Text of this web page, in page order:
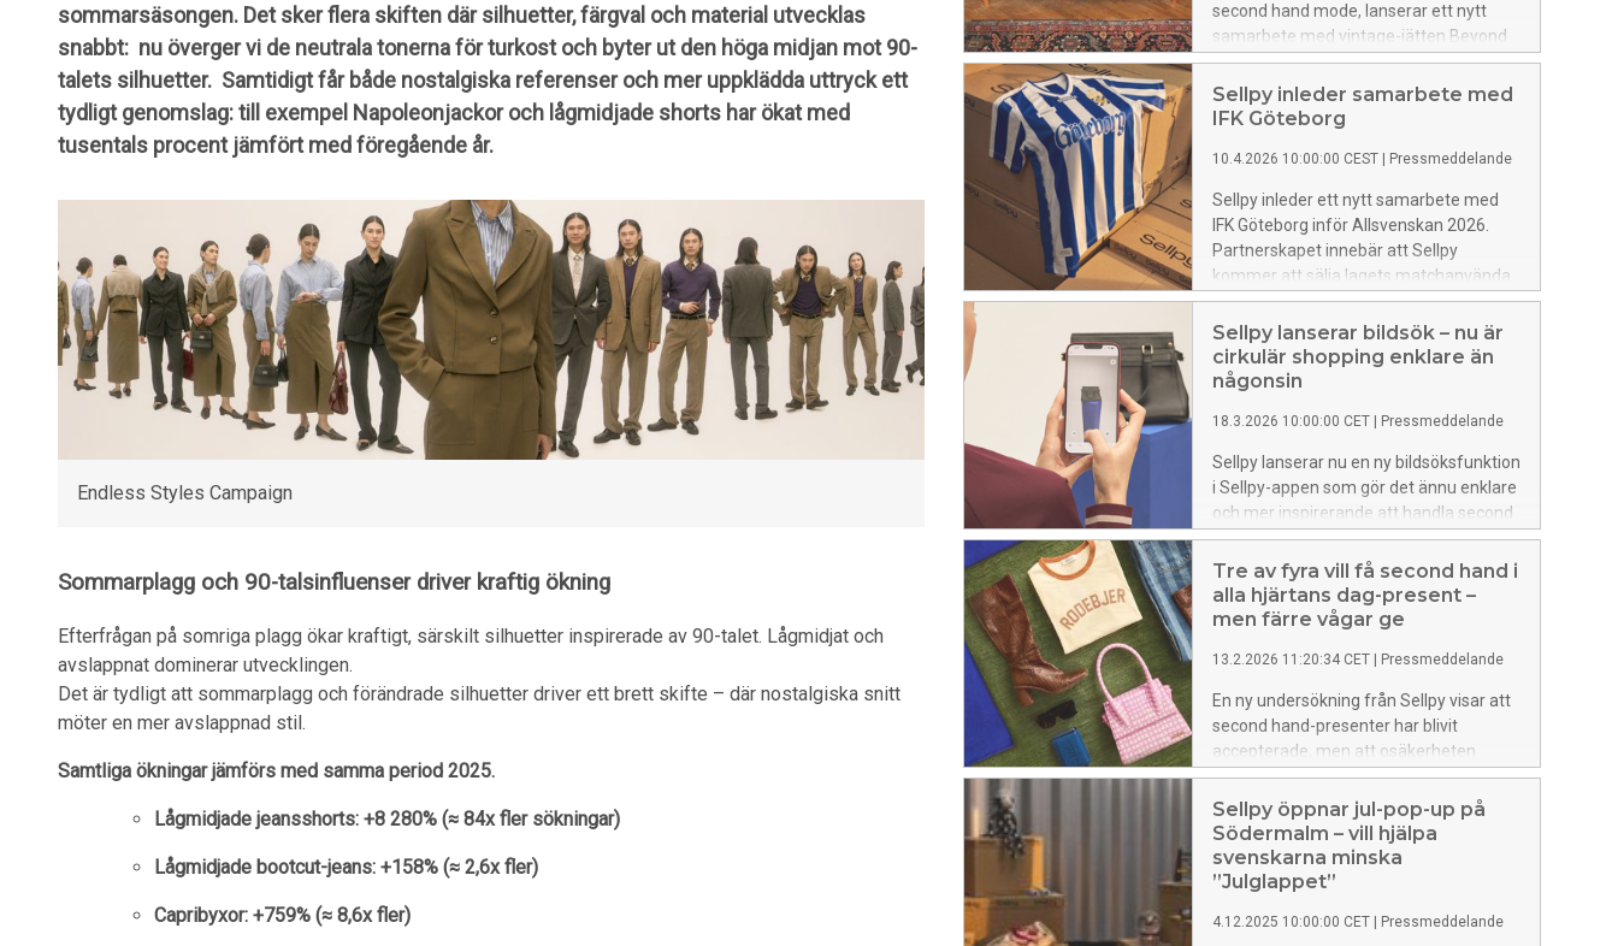
sommarsäsongen. Det sker flera skiften där silhuetter, färgval och material utvecklas
snabbt: nu överger vi de neutrala tonerna för turkost och byter ut den höga midjan mot 90-
talets silhuetter. Samtidigt får både nostalgiska referenser och mer uppklädda uttryck ett
tydligt genomslag: till exempel Napoleonjackor och lågmidjade shorts har ökat med
tusentals procent jämfört med föregående år.
Endless Styles Campaign
Sommarplagg och 90-talsinfluenser driver kraftig ökning
Efterfrågan på somriga plagg ökar kraftigt, särskilt silhuetter inspirerade av 90-talet. Lågmidjat och
avslappnat dominerar utvecklingen.
Det är tydligt att sommarplagg och förändrade silhuetter driver ett brett skifte – där nostalgiska snitt
möter en mer avslappnad stil.
Samtliga ökningar jämförs med samma period 2025.
Lågmidjade jeansshorts: +8 280% (≈ 84x fler sökningar)
Lågmidjade bootcut-jeans: +158% (≈ 2,6x fler)
Capribyxor: +759% (≈ 8,6x fler)
second hand mode, lanserar ett nytt
samarbete med vintage-jätten Beyond
Retro. Genom partnerskapet kan kunder
nu upptäcka och handla ett kurerat urval
av second hand plagg från Beyond Retro
kombinera Sellpys breda räckvidd med
unika vintage plagg, gör samarbetet
noggrant kurerade second hand-stilar
ännu mer tillgängliga för modeälskare
över hela Europa.
Sellpy inleder samarbete med
IFK Göteborg
10.4.2026 10:00:00 CEST Pressmeddelande
Sellpy inleder ett nytt samarbete med
IFK Göteborg inför Allsvenskan 2026.
Partnerskapet innebär att Sellpy
kommer att sälja lagets matchanvända
hemmatröjor från herrlagets matcher
under hela säsongen, vilket gör dessa
samlarobjekt tillgängliga för supportrar i
hela landet.
Sellpy lanserar bildsök – nu är
cirkulär shopping enklare än
någonsin
18.3.2026 10:00:00 CET Pressmeddelande
Sellpy lanserar nu en ny bildsöksfunktion
i Sellpy-appen som gör det ännu enklare
och mer inspirerande att handla second
hand.
Tre av fyra vill få second hand i
alla hjärtans dag-present –
men färre vågar ge
13.2.2026 11:20:34 CET Pressmeddelande
En ny undersökning från Sellpy visar att
second hand-presenter har blivit
accepterade, men att osäkerheten
fortfarande bromsar givarna.
Sellpy öppnar jul-pop-up på
Södermalm – vill hjälpa
svenskarna minska
”Julglappet”
4.12.2025 10:00:00 CET Pressmeddelande